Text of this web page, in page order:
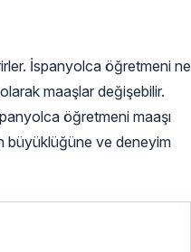
İspanyolca öğretmeni ne
maaşlar değişebilir.
öğretmeni maaşı
büyüklüğüne ve deneyim